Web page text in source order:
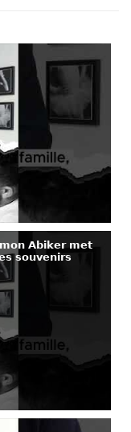
𝗔𝗯𝗶𝗸𝗲𝗿 𝗺𝗲𝘁
𝘀𝗼𝘂𝘃𝗲𝗻𝗶𝗿𝘀